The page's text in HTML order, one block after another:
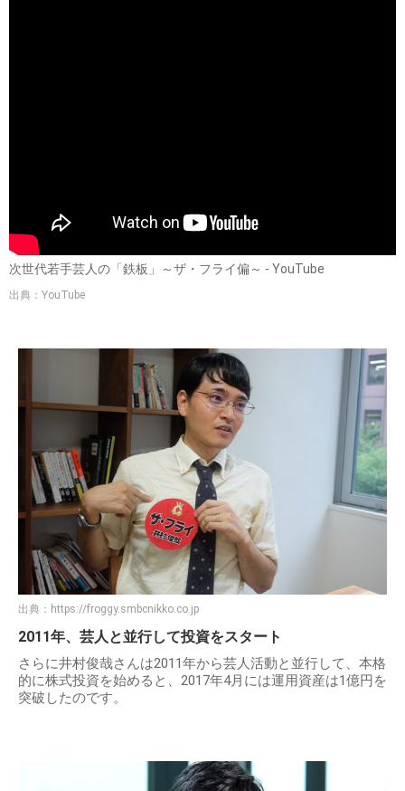
次世代若手芸人の「鉄板」～ザ・フライ偏～ - YouTube
出典：YouTube
出典： https://froggy.smbcnikko.co.jp
2011年、芸人と並行して投資をスタート
さらに井村俊哉さんは2011年から芸人活動と並行して、本格
的に株式投資を始めると、2017年4月には運用資産は1億円を
突破したのです。